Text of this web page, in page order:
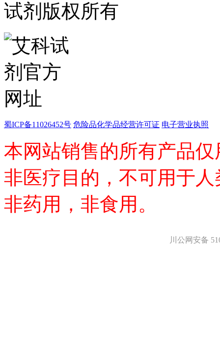
料
纳米材料
分析试剂
基准试剂
对照品
指示剂
染色剂
标准品
分子筛
天然产物
标准溶液
生物/化学试剂
核酸
碳水化合物
抗生素
生物缓冲液
试剂版权所有
蜀ICP备11026452号 危险品化学品经营许可证 电子营业执照
本网站销售的所有产品
非医疗目的，不可用于
非药用，非食用。
川公网安备